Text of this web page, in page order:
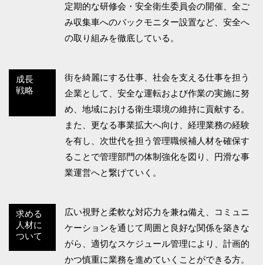
定期的な研修会・安全衛生委員会の開催、全ご
み収集車へのバックモニター設置など、安全へ
の取り組みを徹底している。
成長
戦略
街を綺麗にする仕事、社会を支える仕事を担う
企業として、安全な運転および作業の実施に努
め、地域における衛生環境の維持に貢献する。
また、更なる事業拡大へ向け、経理業務の経験
を有し、次世代を担う管理職候補人材を確保す
ることで管理部門の体制強化を図り、円滑な事
業運営へと繋げていく。
求める
人材に
ついて
広い視野と柔軟な対応力を兼ね備え、コミュニ
ケーションを通じて周囲と良好な関係を築きな
がら、適切なスケジュール管理により、計画的
かつ慎重に業務を進めていくことができる方。